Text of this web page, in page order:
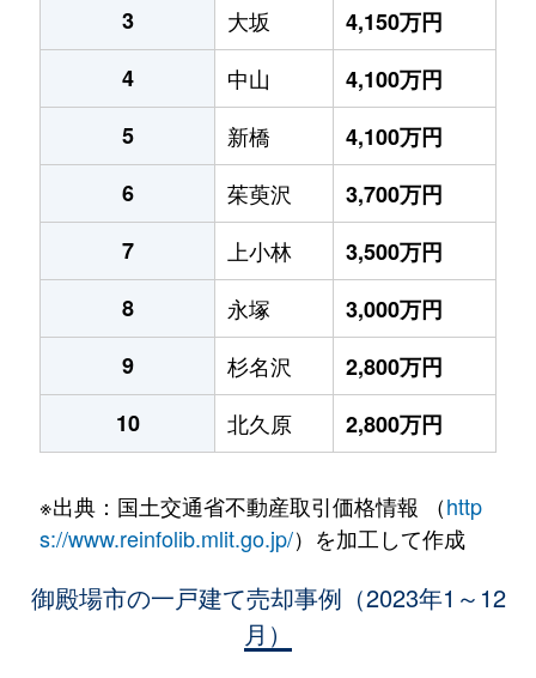
3
大坂
4,150万円
4
中山
4,100万円
5
新橋
4,100万円
6
茱萸沢
3,700万円
7
上小林
3,500万円
8
永塚
3,000万円
9
杉名沢
2,800万円
10
北久原 2,800万円
※出典：国土交通省不動産取引価格情報 （http
s://www.reinfolib.mlit.go.jp/）を加工して作成
御殿場市の一戸建て売却事例（2023年1～12
月）